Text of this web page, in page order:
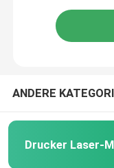
Drucker des
Harz-Drucker
Laser-
ANDERE
Drucker Laser-